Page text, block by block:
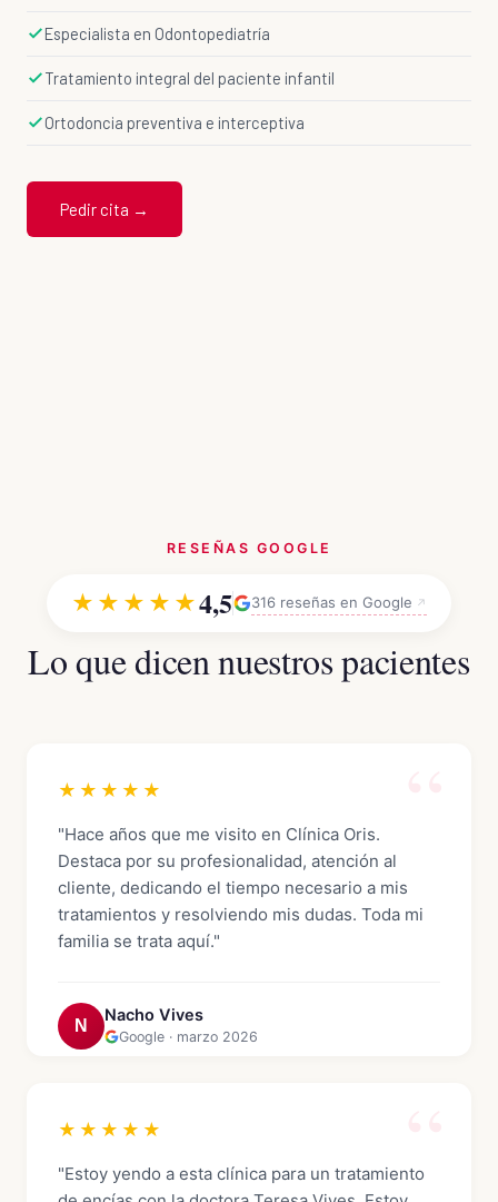
Especialista en Odontopediatría
Tratamiento integral del paciente infantil
Ortodoncia preventiva e interceptiva
Pedir cita →
RESEÑAS GOOGLE
★★★★★4,5 316 reseñas en Google
Lo que dicen nuestros pacientes
★★★★★
"Hace años que me visito en Clínica Oris.
Destaca por su profesionalidad, atención al
cliente, dedicando el tiempo necesario a mis
tratamientos y resolviendo mis dudas. Toda mi
familia se trata aquí."
N
Nacho Vives
Google · marzo 2026
★★★★★
"Estoy yendo a esta clínica para un tratamiento